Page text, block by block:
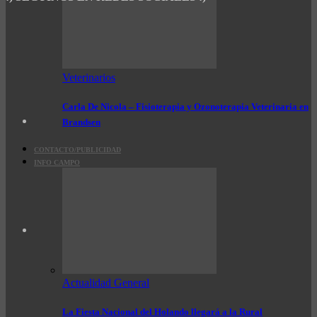
Veterinarios
Carla De Nicola – Fisioterapia y Ozonoterapia Veterinaria en
Brandsen
CONTACTO/PUBLICIDAD
INFO CAMPO
Actualidad General
La Fiesta Nacional del Holando llegará a la Rural